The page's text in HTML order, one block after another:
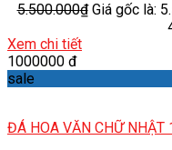
5.500.000₫ Giá gốc là:
Xem chi tiết
1000000 đ
sale
ĐÁ HOA VĂN CHỮ NHẬT